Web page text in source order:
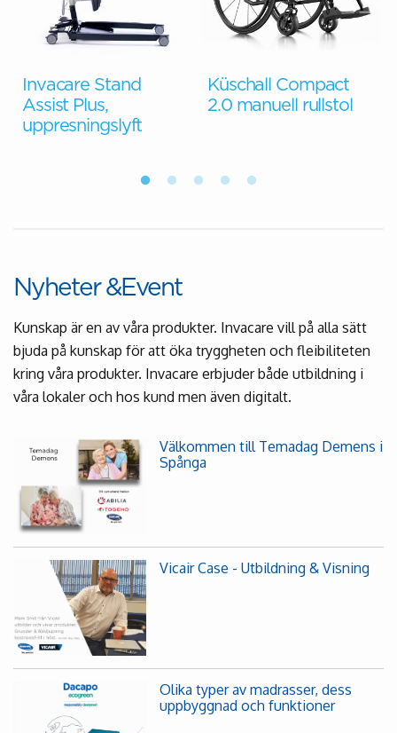
Invacare Stand
Assist Plus,
uppresningslyft
Küschall Compact
2.0 manuell rullstol
Nyheter &Event
Kunskap är en av våra produkter. Invacare vill på alla sätt
bjuda på kunskap för att öka tryggheten och fleibiliteten
kring våra produkter. Invacare erbjuder både utbildning i
våra lokaler och hos kund men även digitalt.
Välkommen till Temadag Demens i
Spånga
Vicair Case - Utbildning & Visning
Olika typer av madrasser, dess
uppbyggnad och funktioner